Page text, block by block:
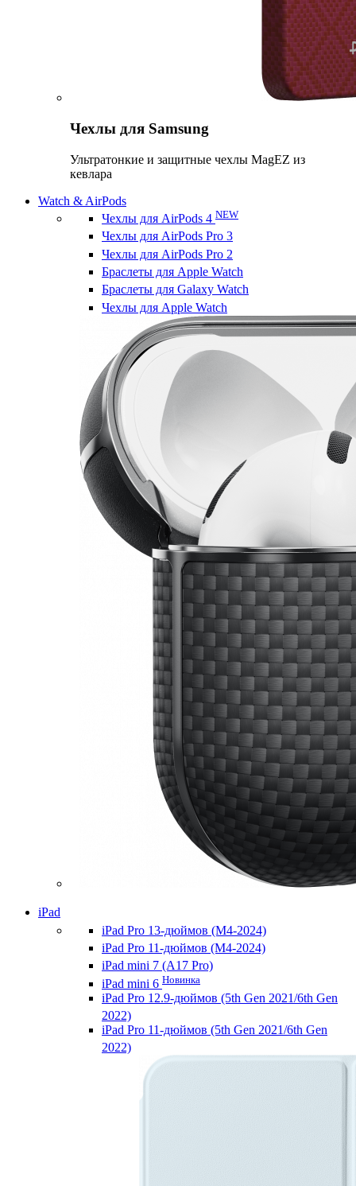
Чехлы для Samsung
Ультратонкие и защитные чехлы MagEZ из
кевлара
Watch & AirPods
Чехлы для AirPods 4 NEW
Чехлы для AirPods Pro 3
Чехлы для AirPods Pro 2
Браслеты для Apple Watch
Браслеты для Galaxy Watch
Чехлы для Apple Watch
iPad
iPad Pro 13-дюймов (M4-2024)
iPad Pro 11-дюймов (M4-2024)
iPad mini 7 (A17 Pro)
iPad mini 6 Новинка
iPad Pro 12.9-дюймов (5th Gen 2021/6th Gen
2022)
iPad Pro 11-дюймов (5th Gen 2021/6th Gen
2022)